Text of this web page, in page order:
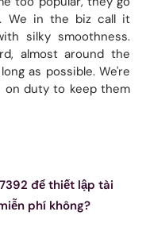
We in the biz call it
silky smoothness.
almost around the
as possible. We're
on duty to keep them
để thiết lập tài
phí không?